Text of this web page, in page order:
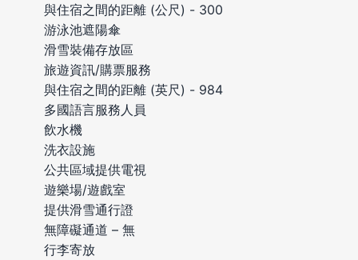
與住宿之間的距離 (公尺) - 300
游泳池遮陽傘
滑雪裝備存放區
旅遊資訊/購票服務
與住宿之間的距離 (英尺) - 984
多國語言服務人員
飲水機
洗衣設施
公共區域提供電視
遊樂場/遊戲室
提供滑雪通行證
無障礙通道 – 無
行李寄放